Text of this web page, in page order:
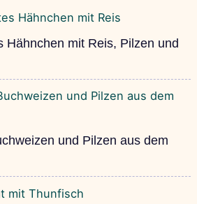
Hähnchen mit Reis, Pilzen und
und Pilzen aus dem